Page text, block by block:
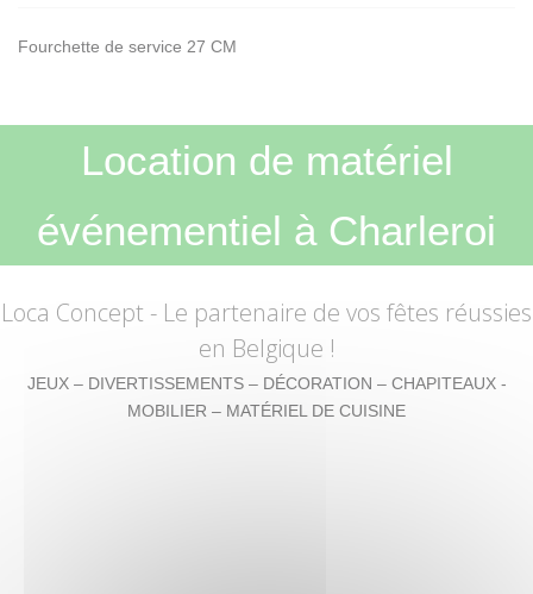
Fourchette de service 27 CM
Location de matériel
événementiel à Charleroi
Loca Concept - Le partenaire de vos fêtes réussies
en Belgique !
JEUX – DIVERTISSEMENTS – DÉCORATION – CHAPITEAUX -
MOBILIER – MATÉRIEL DE CUISINE